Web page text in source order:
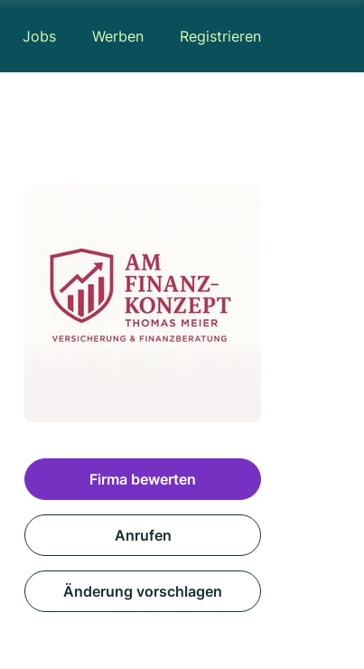
Jobs Werben Registrieren
Firma bewerten
Anrufen
Änderung vorschlagen